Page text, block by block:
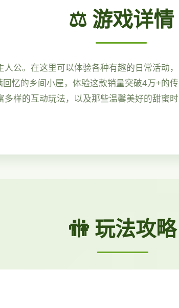
⚖️ 游戏详情
公。在这里可以体验各种有趣的日常活动
忆的乡间小屋，体验这款销量突破4万+的
样的互动玩法，以及那些温馨美好的甜蜜
🚻 玩法攻略